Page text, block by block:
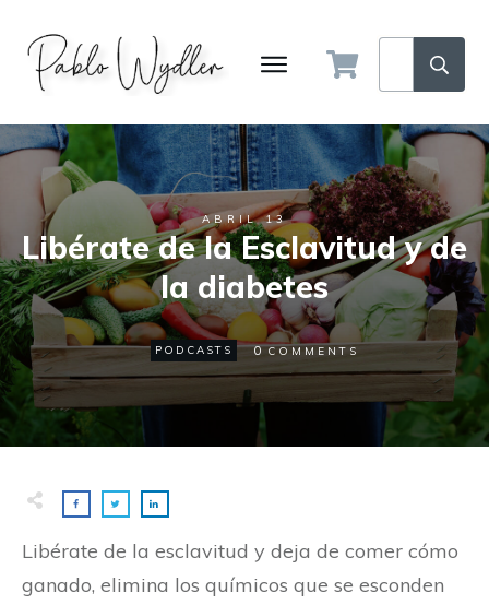
ABRIL 13
Libérate de la Esclavitud y de
la diabetes
PODCASTS 0 COMMENTS
Libérate de la esclavitud y deja de comer cómo
ganado, elimina los químicos que se esconden